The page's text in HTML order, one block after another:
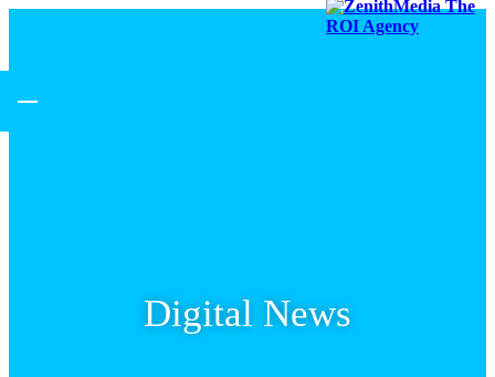
Digital News